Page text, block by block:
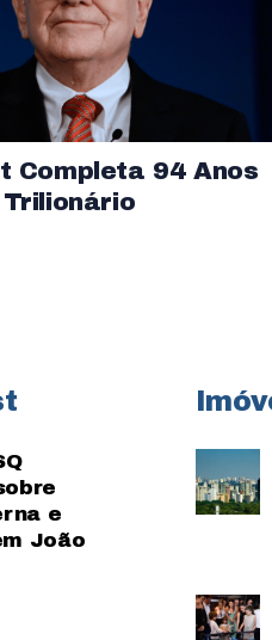
Completa 94 Anos
e
João